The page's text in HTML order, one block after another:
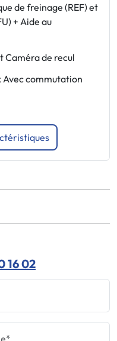
de freinage (REF) et
+ Aide au
Caméra de recul
Avec commutation
16 02